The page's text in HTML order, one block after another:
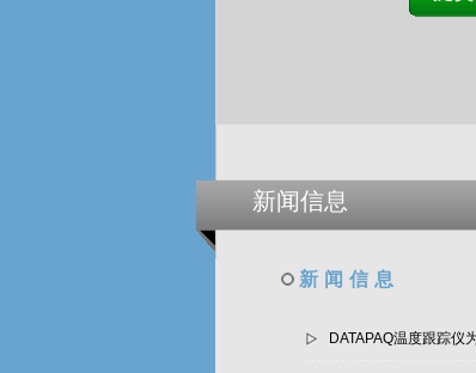
新闻信息
新闻信息
DATAPAQ温度跟踪仪